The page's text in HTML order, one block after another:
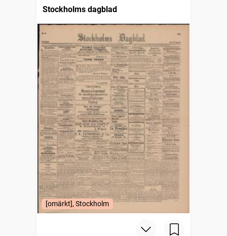
Stockholms dagblad
[omärkt], Stockholm